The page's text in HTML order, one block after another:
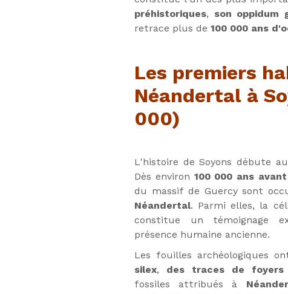
préhistoriques, son oppidum
retrace plus de 100 000 ans
Les premiers
Néandertal à
000)
L'histoire de Soyons débute au
Dès environ 100 000 ans
du massif de Guercy sont
Néandertal. Parmi elles, la
constitue un témoignage
présence humaine ancienne.
Les fouilles archéologiques
silex, des traces de foyers
fossiles attribués à